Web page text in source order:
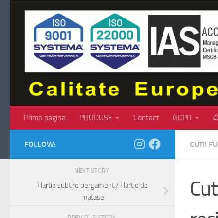
Skip to content
Prima pagina PRODUSE Contact GDPR
CUTII
FOLLOW:
NEXT STORY
Hartie subtire pergament / Hartie de
matase